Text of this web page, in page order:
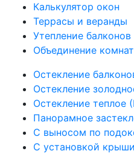
Калькулятор окон
Террасы и веранды
Утепление
Объединение
Остекление
Остекление
Остекление теплое
Панорамное
С выносом по
С установкой крыши